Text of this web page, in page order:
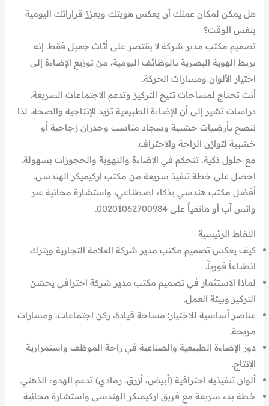
هل يمكن لمكان عملك أن يعكس هويتك ويعزز قراراتك اليومية
بنفس الوقت؟
تصميم مكتب مدير شركة لا يقتصر على أثاث جميل فقط. إنه
يربط الهوية البصرية بالوظائف اليومية، من توزيع الإضاءة إلى
اختيار الألوان ومسارات الحركة.
أنت تحتاج لمساحات تتيح التركيز وتدعم الاجتماعات السريعة.
دراسات تشير إلى أن الإضاءة الطبيعية تزيد الإنتاجية والصحة، لذا
ننصح بأرضيات خشبية وسجاد مناسب وجدران زجاجية أو
خشبية لتوازن الراحة والاحتراف.
مع حلول ذكية، تتحكم في الإضاءة والتهوية والحجوزات بسهولة.
احصل على خطة تنفيذ سريعة من مكتب اركيميكر الهندسى،
أفضل مكتب هندسي بذكاء اصطناعي، واستشارة مجانية عبر
واتس آب أو هاتفياً على 00201062700984.
النقاط الرئيسية
كيف يعكس تصميم مكتب مدير شركة العلامة التجارية ويترك
انطباعاً فورياً.
لماذا الاستثمار في تصميم مكتب مدير شركة احترافي يحسّن
التركيز وبيئة العمل.
عناصر أساسية للاختيار: مساحة قيادة، ركن اجتماعات، ومسارات
مريحة.
دور الإضاءة الطبيعية والصناعية في راحة الموظف واستمرارية
الإنتاج.
ألوان تنفيذية احترافية (أبيض، أزرق، رمادي) تدعم الهدوء الذهني.
خطة بدء سريعة مع فريق اركيميكر الهندسى واستشارة مجانية